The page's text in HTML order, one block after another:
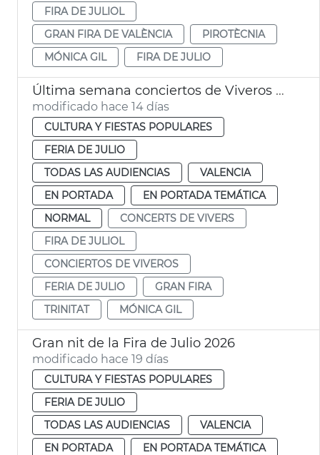
FIRA DE JULIOL
GRAN FIRA DE VALÈNCIA
PIROTÈCNIA
MÓNICA GIL
FIRA DE JULIO
Última semana conciertos de Viveros València
modificado hace 14 días
CULTURA Y FIESTAS POPULARES
FERIA DE JULIO
TODAS LAS AUDIENCIAS
VALENCIA
EN PORTADA
EN PORTADA TEMÁTICA
NORMAL
CONCERTS DE VIVERS
FIRA DE JULIOL
CONCIERTOS DE VIVEROS
FERIA DE JULIO
GRAN FIRA
TRINITAT
MÓNICA GIL
Gran nit de la Fira de Julio 2026
modificado hace 19 días
CULTURA Y FIESTAS POPULARES
FERIA DE JULIO
TODAS LAS AUDIENCIAS
VALENCIA
EN PORTADA
EN PORTADA TEMÁTICA